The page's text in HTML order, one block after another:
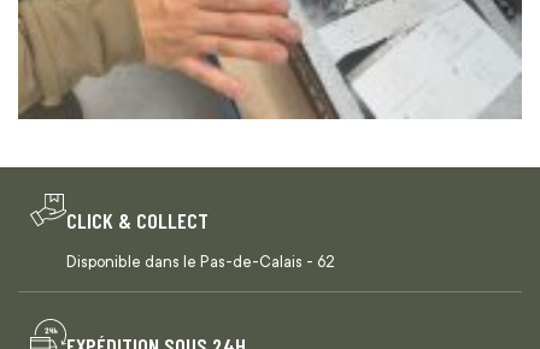
CLICK & COLLECT
Disponible dans le Pas-de-Calais - 62